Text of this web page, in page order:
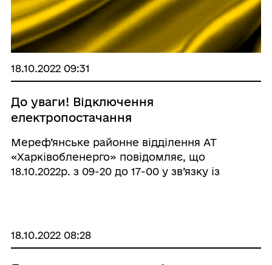
18.10.2022 09:31
До уваги! Відключення
електропостачання
Мереф’янське районне відділення АТ
«Харківобленерго» повідомляє, що
18.10.2022р. з 09-20 до 17-00 у зв’язку із
18.10.2022 08:28